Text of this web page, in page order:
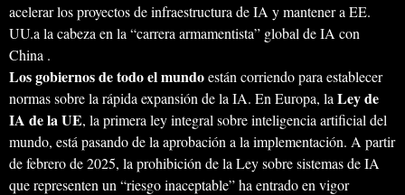
acelerar los proyectos de infraestructura de IA y mantener a EE.
UU.a la cabeza en la “carrera armamentista” global de IA con
China .
Los gobiernos de todo el mundoestán corriendo para establecer
normas sobre la rápida expansión de la IA. En Europa, la Ley de
IA de la UE, la primera ley integral sobre inteligencia artificial del
mundo, está pasando de la aprobación a la implementación. A partir
de febrero de 2025, la prohibición de la Ley sobre sistemas de IA
que representen un “riesgo inaceptable” ha entrado en vigor